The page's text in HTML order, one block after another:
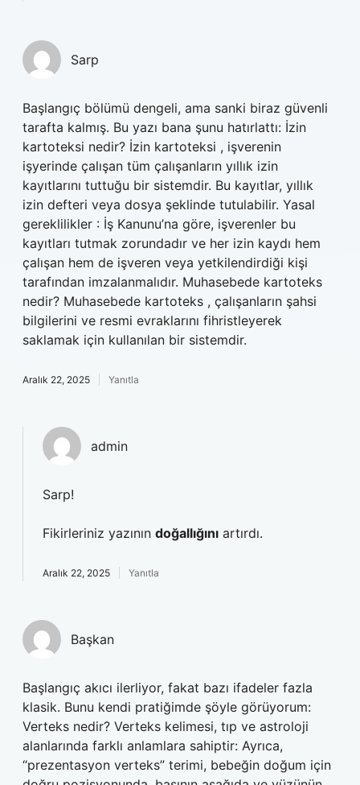
Sarp
Başlangıç bölümü dengeli, ama sanki biraz güvenli
tarafta kalmış. Bu yazı bana şunu hatırlattı: İzin
kartoteksi nedir? İzin kartoteksi , işverenin
işyerinde çalışan tüm çalışanların yıllık izin
kayıtlarını tuttuğu bir sistemdir. Bu kayıtlar, yıllık
izin defteri veya dosya şeklinde tutulabilir. Yasal
gereklilikler : İş Kanunu’na göre, işverenler bu
kayıtları tutmak zorundadır ve her izin kaydı hem
çalışan hem de işveren veya yetkilendirdiği kişi
tarafından imzalanmalıdır. Muhasebede kartoteks
nedir? Muhasebede kartoteks , çalışanların şahsi
bilgilerini ve resmi evraklarını fihristleyerek
saklamak için kullanılan bir sistemdir.
Aralık 22, 2025 Yanıtla
admin
Sarp!
Fikirleriniz yazının doğallığını artırdı.
Aralık 22, 2025 Yanıtla
Başkan
Başlangıç akıcı ilerliyor, fakat bazı ifadeler fazla
klasik. Bunu kendi pratiğimde şöyle görüyorum:
Verteks nedir? Verteks kelimesi, tıp ve astroloji
alanlarında farklı anlamlara sahiptir: Ayrıca,
“prezentasyon verteks” terimi, bebeğin doğum için